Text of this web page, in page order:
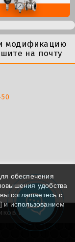
модификацию
на почту
в Москве
обеспечения
удобства
соглашаетесь с
] и использованием